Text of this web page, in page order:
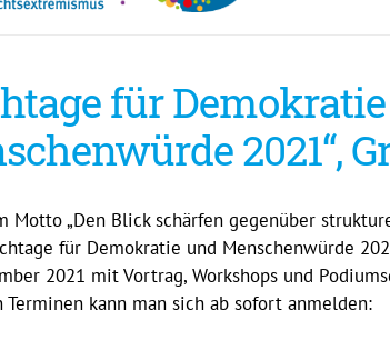
für
2021“,
Motto „Den Blick schärfen gegenüber
für Demokratie und Menschenwürde
2021 mit Vortrag, Workshops und
Terminen kann man sich ab sofort anmelden: